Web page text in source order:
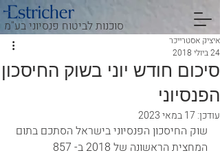
סוכנות לביטוח פנסיוני בע"מ
סיכום חודש יוני בשוק החיסכון
הפנסיוני
איציק אסטרייכר
24 ביולי 2018
עודכן: 17 במאי 2023
שוק החיסכון הפנסיוני בישראל הסתכם בתום